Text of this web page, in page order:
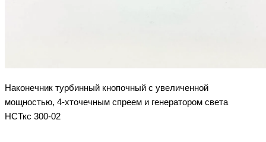
Наконечник турбинный кнопочный с увеличенной
мощностью, 4-хточечным спреем и генератором света
НСТкс 300-02